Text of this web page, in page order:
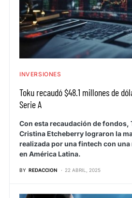
INVERSIONES
Toku recaudó $48.1 millones de
Serie A
Con esta recaudación de fondos,
Cristina Etcheberry lograron la
realizada por una fintech con
en América Latina.
BY REDACCION 22 ABRIL, 2025